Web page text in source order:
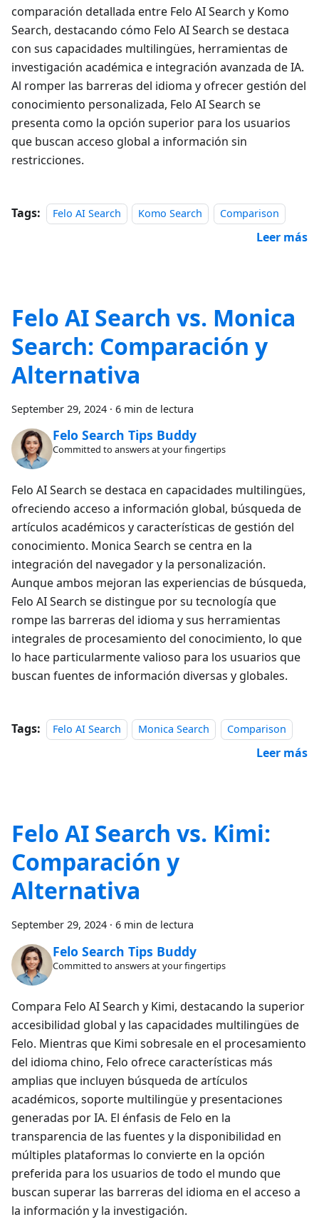
comparación detallada entre Felo AI Search y Komo
Search, destacando cómo Felo AI Search se destaca
con sus capacidades multilingües, herramientas de
investigación académica e integración avanzada de IA.
Al romper las barreras del idioma y ofrecer gestión del
conocimiento personalizada, Felo AI Search se
presenta como la opción superior para los usuarios
que buscan acceso global a información sin
restricciones.
Tags: Felo AI Search Komo Search Comparison
Leer más
Felo AI Search vs. Monica
Search: Comparación y
Alternativa
September 29, 2024 · 6 min de lectura
Felo Search Tips Buddy
Committed to answers at your fingertips
Felo AI Search se destaca en capacidades multilingües,
ofreciendo acceso a información global, búsqueda de
artículos académicos y características de gestión del
conocimiento. Monica Search se centra en la
integración del navegador y la personalización.
Aunque ambos mejoran las experiencias de búsqueda,
Felo AI Search se distingue por su tecnología que
rompe las barreras del idioma y sus herramientas
integrales de procesamiento del conocimiento, lo que
lo hace particularmente valioso para los usuarios que
buscan fuentes de información diversas y globales.
Tags: Felo AI Search Monica Search Comparison
Leer más
Felo AI Search vs. Kimi:
Comparación y
Alternativa
September 29, 2024 · 6 min de lectura
Felo Search Tips Buddy
Committed to answers at your fingertips
Compara Felo AI Search y Kimi, destacando la superior
accesibilidad global y las capacidades multilingües de
Felo. Mientras que Kimi sobresale en el procesamiento
del idioma chino, Felo ofrece características más
amplias que incluyen búsqueda de artículos
académicos, soporte multilingüe y presentaciones
generadas por IA. El énfasis de Felo en la
transparencia de las fuentes y la disponibilidad en
múltiples plataformas lo convierte en la opción
preferida para los usuarios de todo el mundo que
buscan superar las barreras del idioma en el acceso a
la información y la investigación.